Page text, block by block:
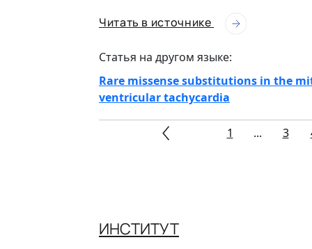
Читать в источнике
Статья на другом языке:
Rare missense substitutions in the
ventricular tachycardia
1 ... 3
ИНСТИТУТ